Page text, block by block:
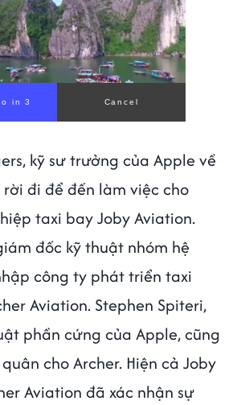
in 1 Cancel
kỹ sư trưởng của Apple về
đi để đến làm việc cho
taxi bay Joby Aviation.
đốc kỹ thuật nhóm hệ
công ty phát triển taxi
Aviation. Stephen Spiteri,
phần cứng của Apple, cũng
cho Archer. Hiện cả Joby
Aviation đã xác nhận sự